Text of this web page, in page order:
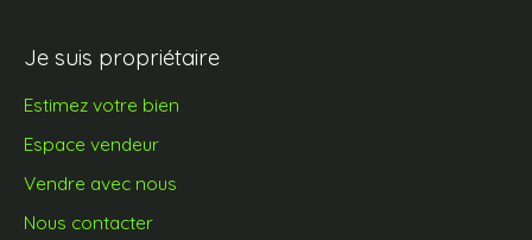
Je suis propriétaire
Estimez votre bien
Espace vendeur
Vendre avec nous
Nous contacter